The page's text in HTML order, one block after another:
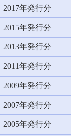
2017年発行分
2015年発行分
2013年発行分
2011年発行分
2009年発行分
2007年発行分
2005年発行分